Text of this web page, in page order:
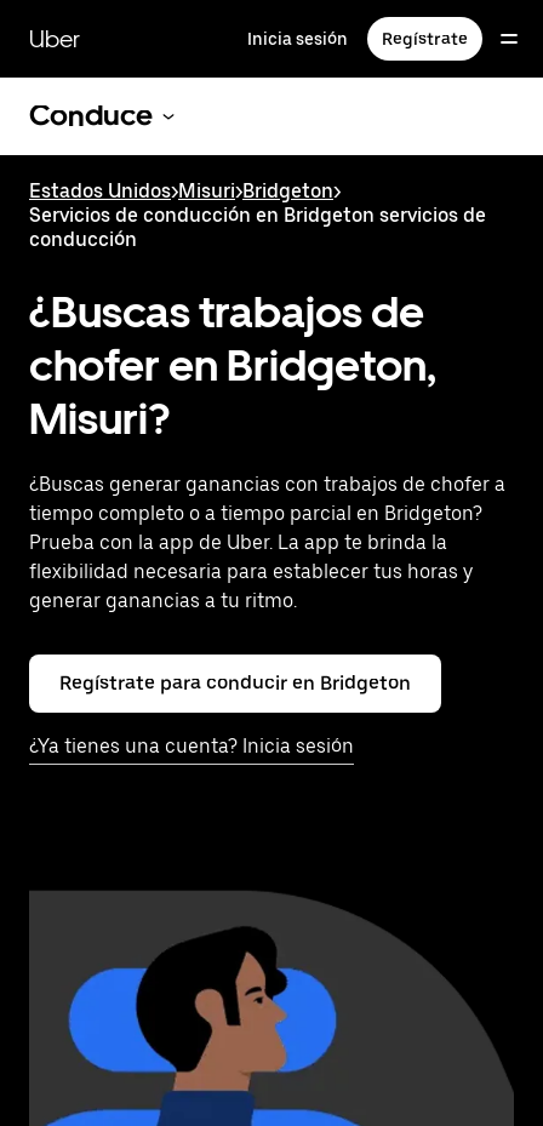
contenido
principal
Uber Inicia sesión Regístrate
Conduce
Estados Unidos>Misuri>Bridgeton>
Servicios de conducción en Bridgeton servicios de
conducción
¿Buscas trabajos de
chofer en Bridgeton,
Misuri?
¿Buscas generar ganancias con trabajos de chofer a
tiempo completo o a tiempo parcial en Bridgeton?
Prueba con la app de Uber. La app te brinda la
flexibilidad necesaria para establecer tus horas y
generar ganancias a tu ritmo.
Regístrate para conducir en Bridgeton
¿Ya tienes una cuenta? Inicia sesión